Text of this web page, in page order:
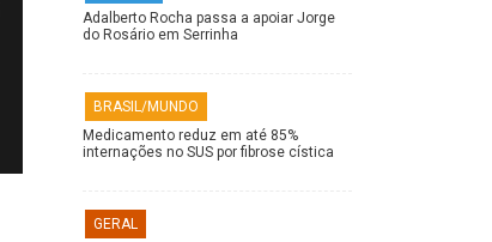
Adalberto Rocha passa a apoiar Jorge
do Rosário em Serrinha
BRASIL/MUNDO
Medicamento reduz em até 85%
internações no SUS por fibrose cística
GERAL